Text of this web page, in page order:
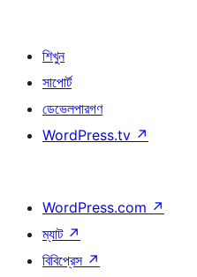
শিখুন
সাপোর্ট
ডেভেলপারগণ
WordPress.tv ↗
WordPress.com ↗
ম্যাট ↗
বিবিপ্রেস ↗